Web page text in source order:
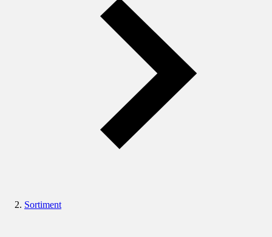
Sortiment